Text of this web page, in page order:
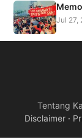
Jul 27,
Tentang
Disclaimer·